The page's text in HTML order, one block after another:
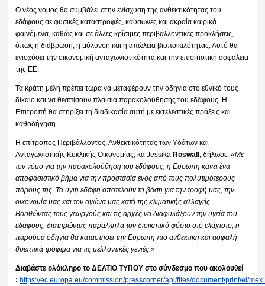
Ο νέος νόμος θα συμβάλει στην ενίσχυση της ανθεκτικότητας του
εδάφους σε φυσικές καταστροφές, καύσωνες και ακραία καιρικά
φαινόμενα, καθώς και σε άλλες κρίσιμες περιβαλλοντικές προκλήσεις,
όπως η διάβρωση, η μόλυνση και η απώλεια βιοποικιλότητας. Αυτό θα
ενισχύσει την οικονομική ανταγωνιστικότητα και την επισιτιστική ασφάλεια
της ΕΕ.
Τα κράτη μέλη πρέπει τώρα να μεταφέρουν την οδηγία στο εθνικό τους
δίκαιο και να θεσπίσουν πλαίσια παρακολούθησης του εδάφους. Η
Επιτροπή θα στηρίξει τη διαδικασία αυτή με εκτελεστικές πράξεις και
καθοδήγηση.
Η επίτροπος Περιβάλλοντος, Ανθεκτικότητας των Υδάτων και
Ανταγωνιστικής Κυκλικής Οικονομίας, κα Jessika Roswall, δήλωσε:«Με
τον νόμο για την παρακολούθηση του εδάφους, η Ευρώπη κάνει ένα
αποφασιστικό βήμα για την προστασία ενός από τους πολυτιμότερους
πόρους της. Τα υγιή εδάφη αποτελούν τη βάση για την τροφή μας, την
οικονομία μας και τον αγώνα μας κατά της κλιματικής αλλαγής.
Βοηθώντας τους γεωργούς και τις αρχές να διαφυλάξουν την υγεία του
εδάφους, διατηρώντας παράλληλα τον διοικητικό φόρτο στο ελάχιστο, η
παρούσα οδηγία θα καταστήσει την Ευρώπη πιο ανθεκτική και ασφαλή
θρεπτικά τρόφιμα για τις μελλοντικές γενιές.»
Διαβάστε ολόκληρο το ΔΕΛΤΙΟ ΤΥΠΟΥ στο σύνδεσμο που ακολουθεί
: https://ec.europa.eu/commission/presscorner/api/files/document/print/el/